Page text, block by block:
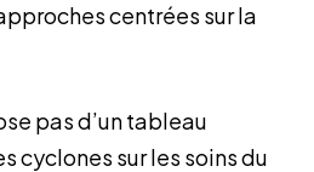
centrées sur la
pas d’un tableau
cyclones sur les soins du